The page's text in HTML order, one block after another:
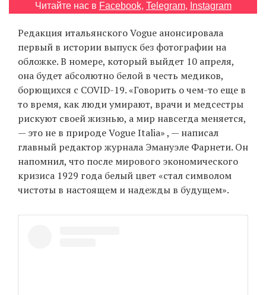
Читайте нас в Facebook, Telegram, Instagram
Редакция итальянского Vogue анонсировала
первый в истории выпуск без фотографии на
обложке. В номере, который выйдет 10 апреля,
она будет абсолютно белой в честь медиков,
борющихся с COVID-19. «Говорить о чем-то еще в
то время, как люди умирают, врачи и медсестры
рискуют своей жизнью, а мир навсегда меняется,
— это не в природе Vogue Italia» , — написал
главный редактор журнала Эмануэле Фарнети. Он
напомнил, что после мирового экономического
кризиса 1929 года белый цвет «стал символом
чистоты в настоящем и надежды в будущем».